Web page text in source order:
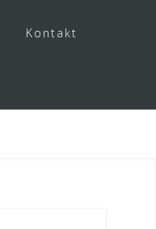
Kontakt